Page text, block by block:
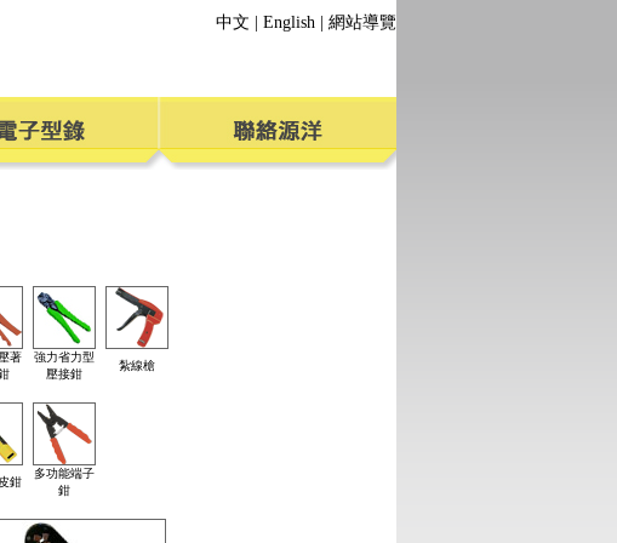
中文 English 網站導覽
著
強力省力型
壓接鉗
紮線槍
鉗
多功能端子
鉗